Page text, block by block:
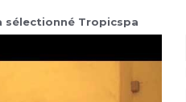
sélectionné Tropicspa